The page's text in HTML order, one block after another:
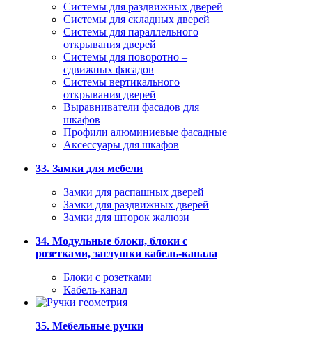
Системы для раздвижных дверей
Системы для складных дверей
Системы для параллельного
открывания дверей
Системы для поворотно –
сдвижных фасадов
Системы вертикального
открывания дверей
Выравниватели фасадов для
шкафов
Профили алюминиевые фасадные
Аксессуары для шкафов
33. Замки для мебели
Замки для распашных дверей
Замки для раздвижных дверей
Замки для шторок жалюзи
34. Модульные блоки, блоки с
розетками, заглушки кабель-канала
Блоки с розетками
Кабель-канал
35. Мебельные ручки